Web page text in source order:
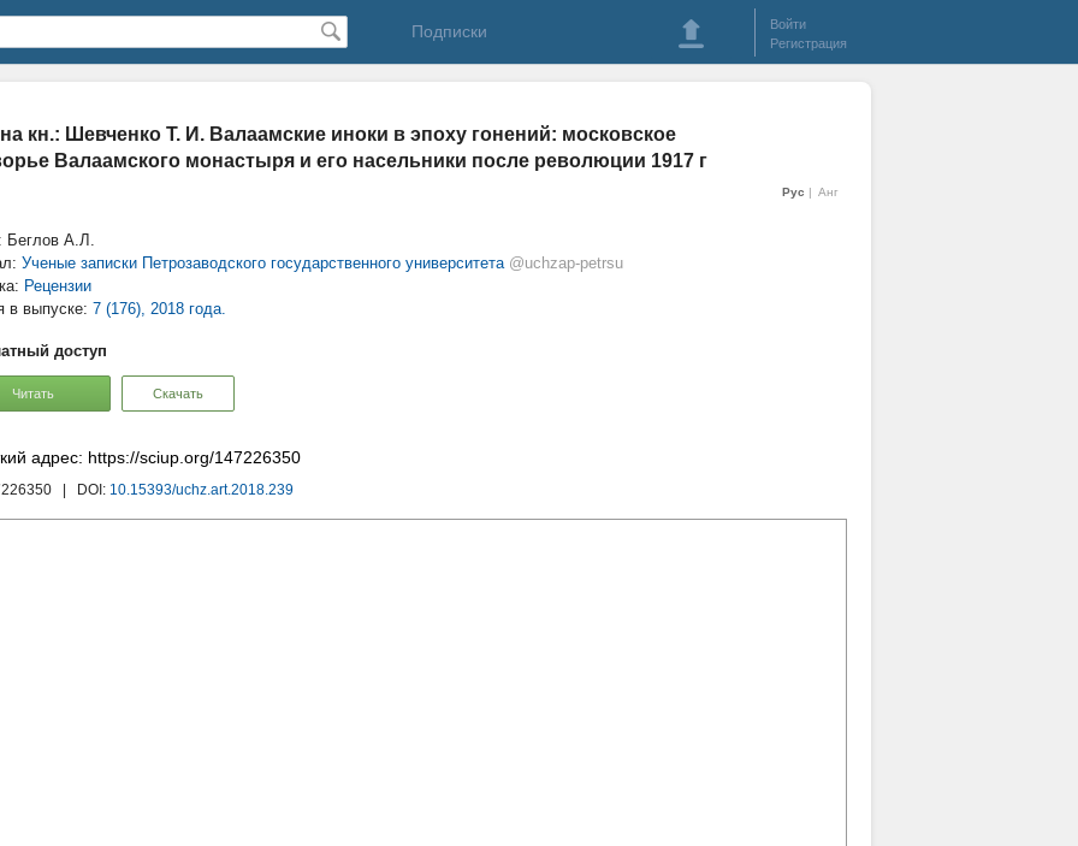
Подписки
Войти
Регистрация
кн.: Шевченко Т. И. Валаамские иноки в эпоху гонений: московское
Валаамского монастыря и его насельники после революции 1917 г
Рус Анг
Беглов А.Л.
Ученые записки Петрозаводского государственного университета @uchzap-petrsu
Рецензии
в выпуске: 7 (176), 2018 года.
доступ
Читать Скачать
адрес: https://sciup.org/147226350
| DOI: 10.15393/uchz.art.2018.239